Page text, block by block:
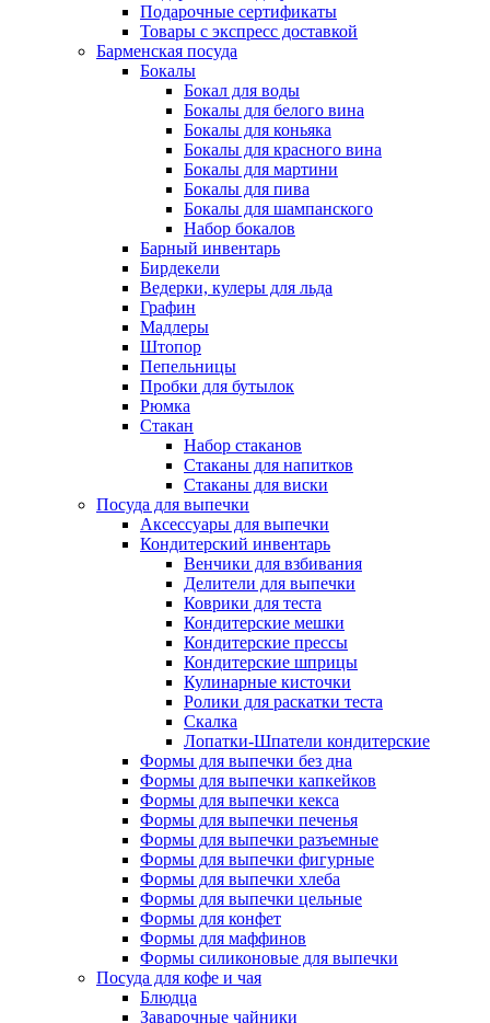
Подарочные сертификаты
Товары с экспресс доставкой
Барменская посуда
Бокалы
Бокал для воды
Бокалы для белого вина
Бокалы для коньяка
Бокалы для красного вина
Бокалы для мартини
Бокалы для пива
Бокалы для шампанского
Набор бокалов
Барный инвентарь
Бирдекели
Ведерки, кулеры для льда
Графин
Мадлеры
Штопор
Пепельницы
Пробки для бутылок
Рюмка
Стакан
Набор стаканов
Стаканы для напитков
Стаканы для виски
Посуда для выпечки
Аксессуары для выпечки
Кондитерский инвентарь
Венчики для взбивания
Делители для выпечки
Коврики для теста
Кондитерские мешки
Кондитерские прессы
Кондитерские шприцы
Кулинарные кисточки
Ролики для раскатки теста
Скалка
Лопатки-Шпатели кондитерские
Формы для выпечки без дна
Формы для выпечки капкейков
Формы для выпечки кекса
Формы для выпечки печенья
Формы для выпечки разъемные
Формы для выпечки фигурные
Формы для выпечки хлеба
Формы для выпечки цельные
Формы для конфет
Формы для маффинов
Формы силиконовые для выпечки
Посуда для кофе и чая
Блюдца
Заварочные чайники